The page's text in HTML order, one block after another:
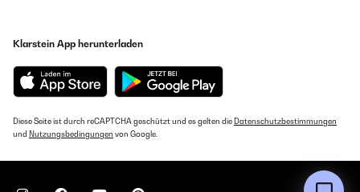
Klarstein App herunterladen
Diese Seite ist durch reCAPTCHA geschützt und es gelten die Datenschutzbestimmungen
und Nutzungsbedingungen von Google.